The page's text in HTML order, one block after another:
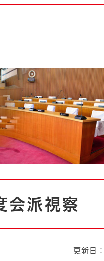
福祉・介護
とじる
職員採用情報
会派視察
更新日